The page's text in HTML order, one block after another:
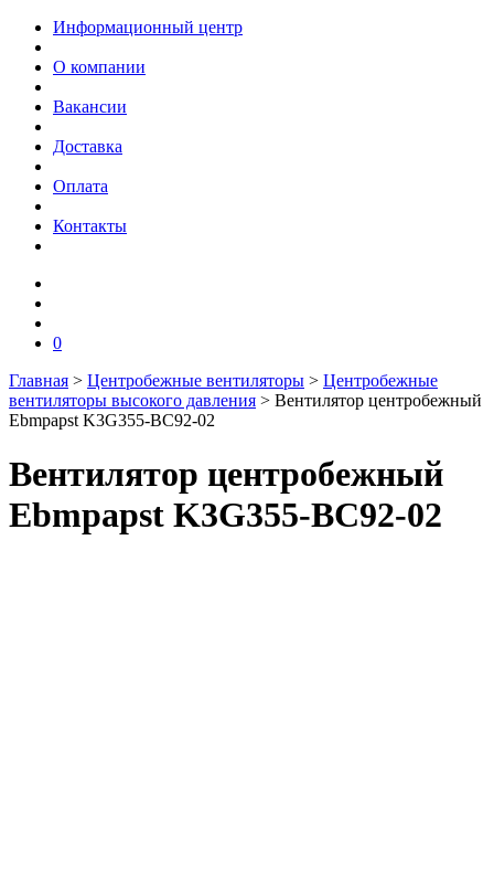
Информационный центр
О компании
Вакансии
Доставка
Оплата
Контакты
0
Главная > Центробежные вентиляторы > Центробежные
вентиляторы высокого давления > Вентилятор центробежный
Ebmpapst K3G355-BC92-02
Вентилятор центробежный
Ebmpapst K3G355-BC92-02